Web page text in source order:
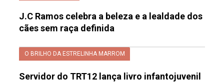
J.C Ramos celebra a beleza e a lealdade dos
cães sem raça definida
O BRILHO DA ESTRELINHA MARROM
Servidor do TRT12 lança livro infantojuvenil